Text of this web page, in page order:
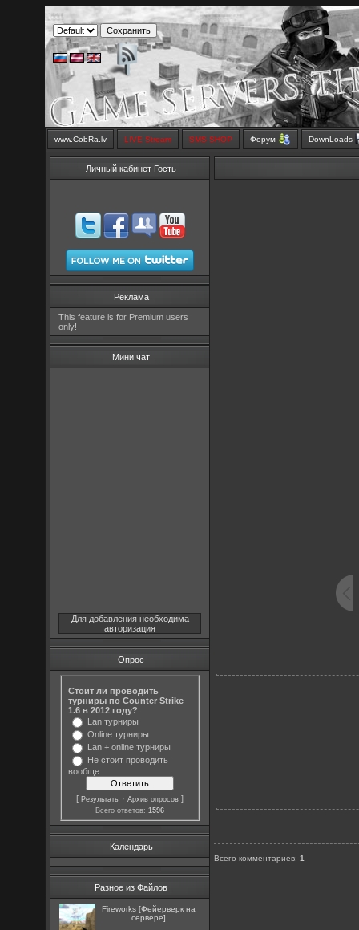
www.CobRa.lv LIVE Stream SMS SHOP Форум DownLoads
Личный кабинет Гость
Реклама
This feature is for Premium users
only!
Мини чат
Для добавления необходима
авторизация
Опрос
Стоит ли проводить
турниры по Counter Strike
1.6 в 2012 году?
Lan турниры
Online турниры
Lan + online турниры
Не стоит проводить
вообще
[Результаты ·Архив опросов ]
Всего ответов:1596
Календарь
Разное из Файлов
Fireworks [Фейерверк на
сервере]
Всего комментариев:1